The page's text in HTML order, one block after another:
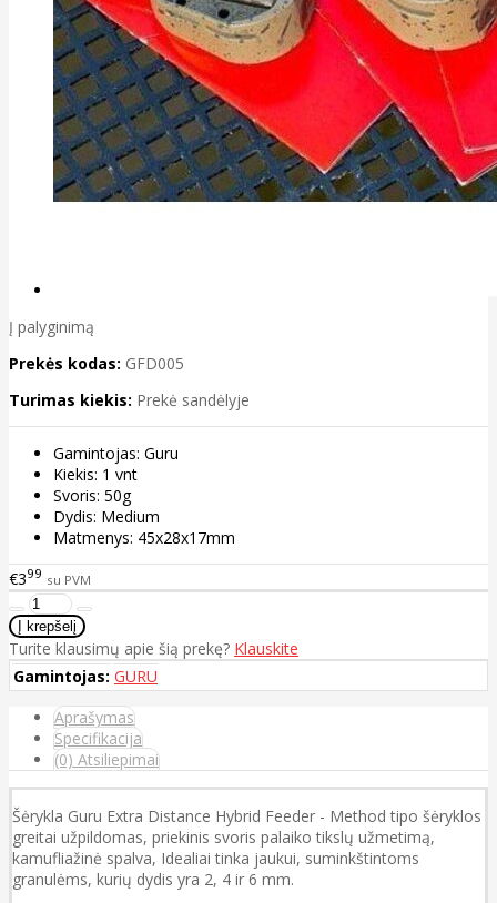
Į palyginimą
Prekės kodas: GFD005
Turimas kiekis: Prekė sandėlyje
Gamintojas: Guru
Kiekis: 1 vnt
Svoris: 50g
Dydis: Medium
Matmenys: 45x28x17mm
€399 su PVM
Turite klausimų apie šią prekę? Klauskite
Gamintojas: GURU
Aprašymas
Specifikacija
(0) Atsiliepimai
Šėrykla Guru Extra Distance Hybrid Feeder - Method tipo šėryklos
greitai užpildomas, priekinis svoris palaiko tikslų užmetimą,
kamufliažinė spalva, Idealiai tinka jaukui, suminkštintoms
granulėms, kurių dydis yra 2, 4 ir 6 mm.